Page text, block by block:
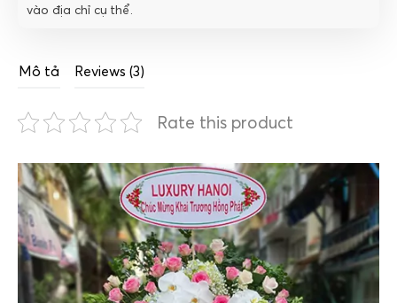
vào địa chỉ cụ thể.
Mô tả Reviews (3)
Rate this product